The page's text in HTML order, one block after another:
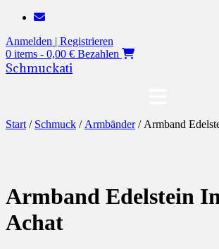
Zum
springen
Anmelden | Registrieren
0 items - 0,00 € Bezahlen
Schmuckati
Start / Schmuck / Armbänder/ Armband
Armband Edelstein
Achat